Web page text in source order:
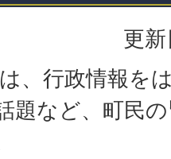
更
、行政情報を
題など、町民